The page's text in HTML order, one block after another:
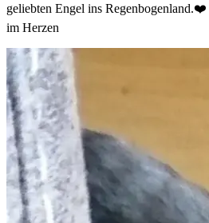
geliebten Engel ins
im Herzen